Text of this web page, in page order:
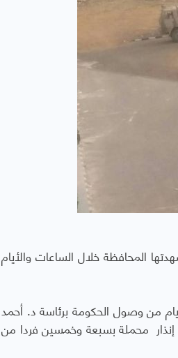
المحافظة خلال الساعات والأيام
من وصول الحكومة برئاسة د. أحمد
إنذار محملة بسبعة وخمسين فردا من